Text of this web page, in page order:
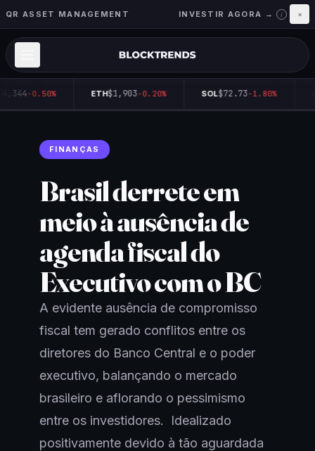
QR ASSET MANAGEMENT INVESTIR AGORA → i ×
-0.50% ETH$1,903-0.20% SOL$72.73-1.80%
FINANÇAS
Brasil derrete em
meio à ausência de
agenda fiscal do
Executivo com o BC
A evidente ausência de compromisso
fiscal tem gerado conflitos entre os
diretores do Banco Central e o poder
executivo, balançando o mercado
brasileiro e aflorando o pessimismo
entre os investidores. Idealizado
positivamente devido à tão aguardada